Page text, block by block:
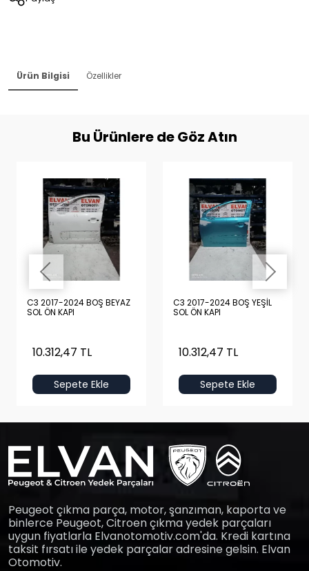
Ürün Bilgisi Özellikler
Bu Ürünlere de Göz Atın
C3 2017-2024 BOŞ BEYAZ
SOL ÖN KAPI
10.312,47 TL
Sepete Ekle
C3 2017-2024 BOŞ YEŞİL
SOL ÖN KAPI
10.312,47 TL
Sepete Ekle
Peugeot çıkma parça, motor, şanzıman, kaporta ve
binlerce Peugeot, Citroen çıkma yedek parçaları
uygun fiyatlarla Elvanotomotiv.com'da. Kredi kartına
taksit fırsatı ile yedek parçalar adresine gelsin. Elvan
Otomotiv.